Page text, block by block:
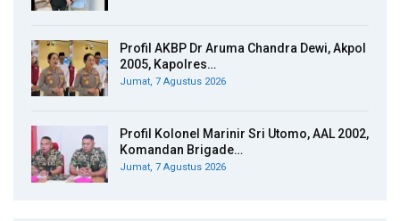
Profil AKBP Dr Aruma Chandra Dewi, Akpol
2005, Kapolres…
Jumat, 7 Agustus 2026
Profil Kolonel Marinir Sri Utomo, AAL 2002,
Komandan Brigade…
Jumat, 7 Agustus 2026